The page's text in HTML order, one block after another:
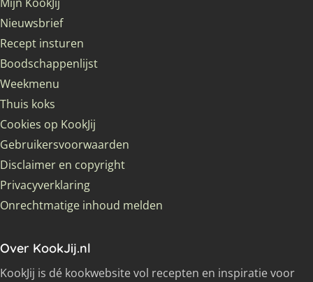
Nieuwsbrief
Recept insturen
Boodschappenlijst
Weekmenu
Thuis koks
Cookies op KookJij
Gebruikersvoorwaarden
Disclaimer en copyright
Privacyverklaring
Onrechtmatige inhoud melden
Over KookJij.nl
KookJij is dé kookwebsite vol recepten en inspiratie voor